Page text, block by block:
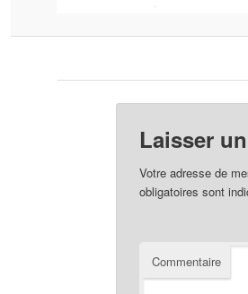
Laisser
Votre adresse de
obligatoires sont
Commentaire